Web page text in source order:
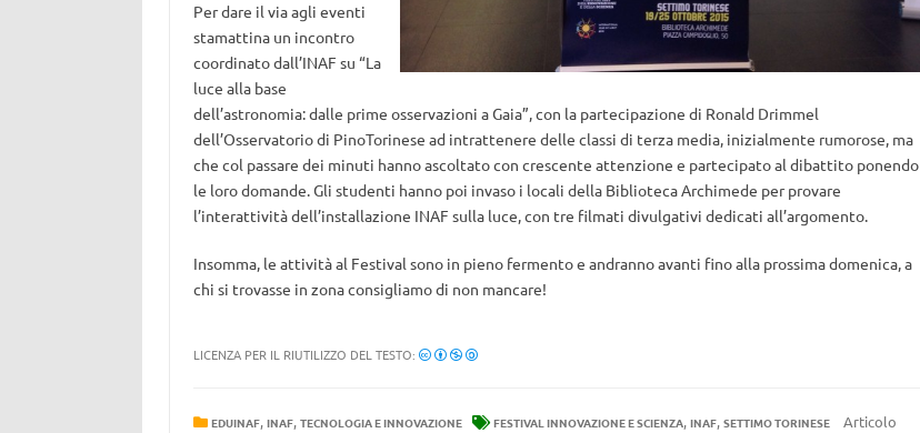
Per dare il via agli eventi
stamattina un incontro
coordinato dall’INAF su “La
luce alla base
dell’astronomia: dalle prime osservazioni a Gaia”, con la partecipazione di Ronald Drimmel
dell’Osservatorio di PinoTorinese ad intrattenere delle classi di terza media, inizialmente rumorose, ma
che col passare dei minuti hanno ascoltato con crescente attenzione e partecipato al dibattito ponendo
le loro domande. Gli studenti hanno poi invaso i locali della Biblioteca Archimede per provare
l’interattività dell’installazione INAF sulla luce, con tre filmati divulgativi dedicati all’argomento.
Insomma, le attività al Festival sono in pieno fermento e andranno avanti fino alla prossima domenica, a
chi si trovasse in zona consigliamo di non mancare!
LICENZA PER IL RIUTILIZZO DEL TESTO:
EDUINAF, INAF, TECNOLOGIA E INNOVAZIONE FESTIVAL INNOVAZIONE E SCIENZA, INAF, SETTIMO TORINESE
Articolo